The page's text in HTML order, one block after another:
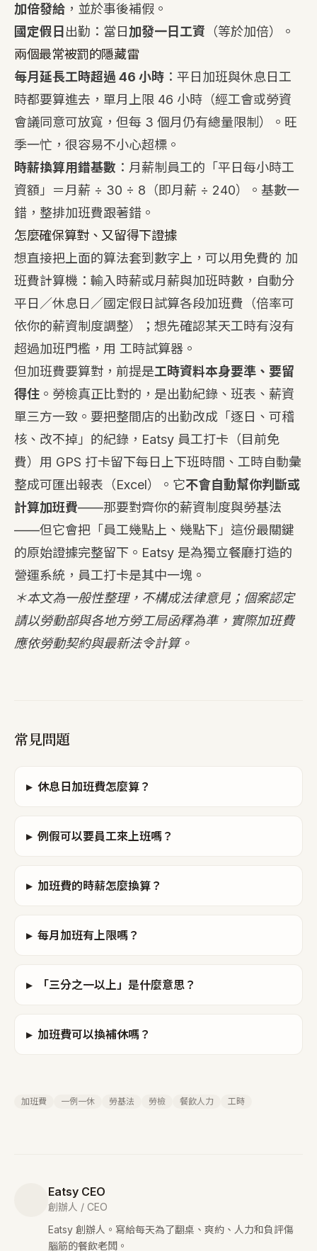
加倍發給 ，並於事後補假。
國定假日 出勤：當日 加發一日工資 （等於加倍）。
兩個最常被罰的隱藏雷
每月延長工時超過 46 小時 ：平日加班與休息日工
時都要算進去，單月上限 46 小時（經工會或勞資
會議同意可放寬，但每 3 個月仍有總量限制）。旺
季一忙，很容易不小心超標。
時薪換算用錯基數 ：月薪制員工的「平日每小時工
資額」＝月薪 ÷ 30 ÷ 8（即月薪 ÷ 240）。基數一
錯，整排加班費跟著錯。
怎麼確保算對、又留得下證據
想直接把上面的算法套到數字上，可以用免費的 加
班費計算機 ：輸入時薪或月薪與加班時數，自動分
平日／休息日／國定假日試算各段加班費（倍率可
依你的薪資制度調整）；想先確認某天工時有沒有
超過加班門檻，用 工時試算器 。
但加班費要算對，前提是工時資料本身要準、要留
得住 。勞檢真正比對的，是出勤紀錄、班表、薪資
單三方一致。要把整間店的出勤改成「逐日、可稽
核、改不掉」的紀錄， Eatsy 員工打卡 （目前免
費）用 GPS 打卡留下每日上下班時間、工時自動彙
整成可匯出報表（Excel）。它不會自動幫你判斷或
計算加班費——那要對齊你的薪資制度與勞基法
——但它會把「員工幾點上、幾點下」這份最關鍵
的原始證據完整留下。Eatsy 是為獨立餐廳打造的
營運系統，員工打卡是其中一塊。
＊本文為一般性整理，不構成法律意見；個案認定
請以勞動部與各地方勞工局函釋為準，實際加班費
應依勞動契約與最新法令計算。
常見問題
▸ 休息日加班費怎麼算？
▸ 例假可以要員工來上班嗎？
▸ 加班費的時薪怎麼換算？
▸ 每月加班有上限嗎？
▸ 「三分之一以上」是什麼意思？
▸ 加班費可以換補休嗎？
加班費 一例一休 勞基法 勞檢 餐飲人力 工時
Eatsy CEO
創辦人 / CEO
Eatsy 創辦人。寫給每天為了翻桌、爽約、人力和負評傷
腦筋的餐飲老闆。